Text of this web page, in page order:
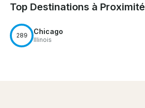
Top Destinations à Proximité
289 Chicago
Illinois